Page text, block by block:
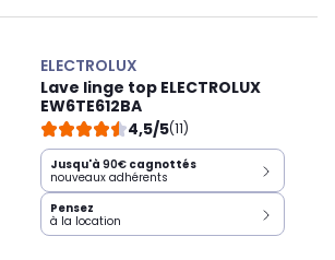
ELECTROLUX
Lave linge top ELECTROLUX
EW6TE612BA
4,5/5(11)
Jusqu'à 90€ cagnottés
nouveaux adhérents
Pensez
à la location